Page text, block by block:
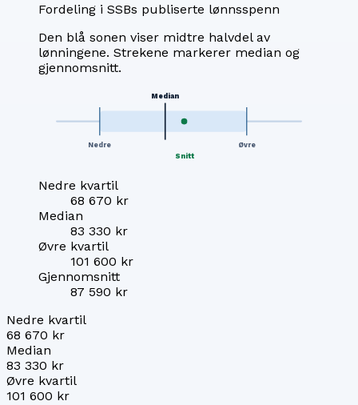
Fordeling i SSBs publiserte lønnsspenn
Den blå sonen viser midtre halvdel av
lønningene. Strekene markerer median og
gjennomsnitt.
Nedre
Median
Øvre
Snitt
Nedre kvartil
68 670 kr
Median
83 330 kr
Øvre kvartil
101 600 kr
Gjennomsnitt
87 590 kr
Nedre kvartil
68 670 kr
Median
83 330 kr
Øvre kvartil
101 600 kr